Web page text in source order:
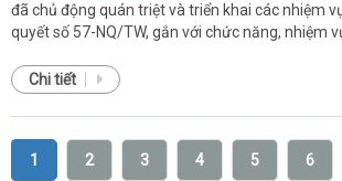
đã chủ động quán triệt và triển khai các nhiệm
quyết số 57-NQ/TW, gắn với chức năng, nhiệm
Chi tiết
1 2 3 4 5 6